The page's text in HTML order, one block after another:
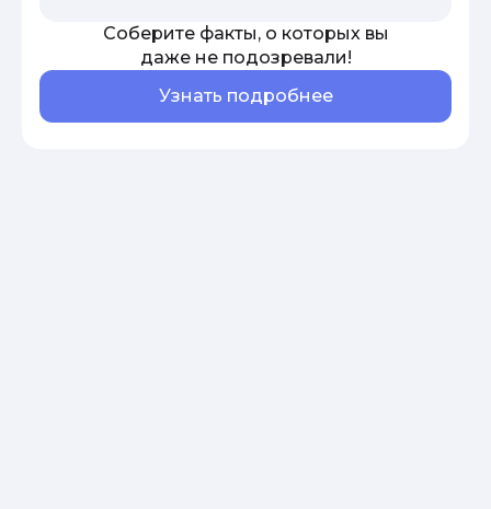
Соберите факты, о которых вы
даже не подозревали!
Узнать подробнее